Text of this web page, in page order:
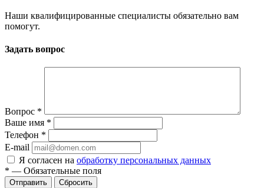
Наши квалифицированные специалисты обязательно вам
помогут.
Задать вопрос
Вопрос *
Ваше имя *
Телефон *
E-mail
Я согласен на обработку персональных данных
* — Обязательные поля
Сбросить